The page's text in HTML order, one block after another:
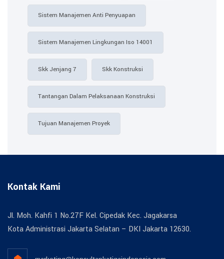
Sistem Manajemen Anti Penyuapan
Sistem Manajemen Lingkungan Iso 14001
Skk Jenjang 7 Skk Konstruksi
Tantangan Dalam Pelaksanaan Konstruksi
Tujuan Manajemen Proyek
Kontak Kami
Jl. Moh. Kahfi 1 No.27F Kel. Cipedak Kec. Jagakarsa
Kota Administrasi Jakarta Selatan – DKI Jakarta 12630.